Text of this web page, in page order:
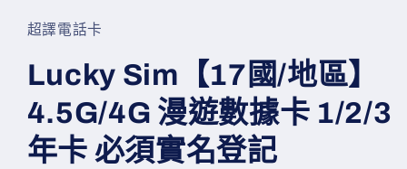
動
視
開
啟
多
媒
體
超譯電話卡
Lucky Sim【17國/地區】
4.5G/4G 漫遊數據卡 1/2/3
年卡 必須實名登記